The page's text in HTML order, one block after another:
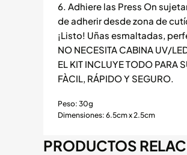
6. Adhiere las Press On
de adherir desde zona de
¡Listo! Uñas esmaltadas,
NO NECESITA CABINA UV/
EL KIT INCLUYE TODO PARA
FÀCIL, RÁPIDO Y SEGURO.
Peso: 30g
Dimensiones: 6.5cm x 2.5cm
PRODUCTOS